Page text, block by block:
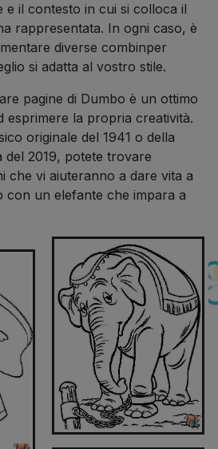
e il contesto in cui si colloca il
rappresentata. In ogni caso, è
diverse combinper
si adatta al vostro stile.
pagine di Dumbo è un ottimo
esprimere la propria creatività.
originale del 1941 o della
2019, potete trovare
che vi aiuteranno a dare vita a
con un elefante che impara a